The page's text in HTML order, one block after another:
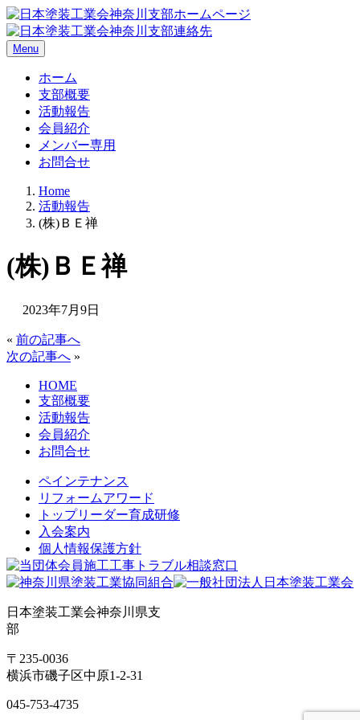
Menu
ホーム
支部概要
活動報告
会員紹介
メンバー専用
お問合せ
Home
活動報告
(株)ＢＥ禅
(株)ＢＥ禅
2023年7月9日
« 前の記事へ
次の記事へ »
HOME
支部概要
活動報告
会員紹介
お問合せ
ペインテナンス
リフォームアワード
トップリーダー育成研修
入会案内
個人情報保護方針
日本塗装工業会神奈川県支
部
〒235-0036
横浜市磯子区中原1-2-31
045-753-4735